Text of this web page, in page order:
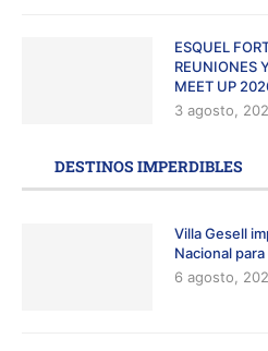
ESQUEL
REUNIONES
MEET UP
3 agosto,
DESTINOS IMPERDIBLES
Villa Gesell
Nacional
6 agosto,